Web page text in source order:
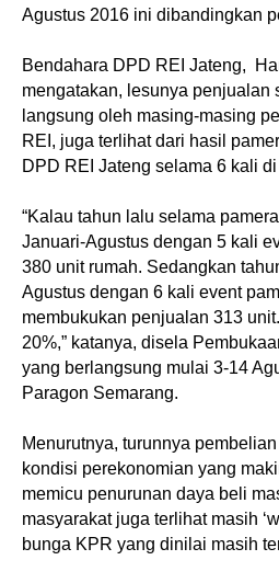
Agustus 2016 ini dibandingkan
Bendahara DPD REI Jateng,
mengatakan, lesunya penjualan
langsung oleh masing-masing
REI, juga terlihat dari hasil
DPD REI Jateng selama 6 kali
“Kalau tahun lalu selama
Januari-Agustus dengan 5 kali
380 unit rumah. Sedangkan
Agustus dengan 6 kali event
membukukan penjualan 313
20%,” katanya, disela
yang berlangsung mulai 3-14
Paragon Semarang.
Menurutnya, turunnya
kondisi perekonomian yang
memicu penurunan daya beli
masyarakat juga terlihat masih
bunga KPR yang dinilai masih